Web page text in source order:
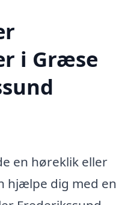
i Græse
en høreklik eller
hjælpe dig med en